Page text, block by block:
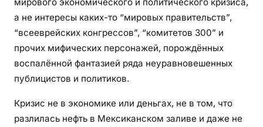
мирового экономического и политического кризиса,
а не интересы каких-то “мировых правительств”,
“всееврейских конгрессов”, “комитетов 300” и
прочих мифических персонажей, порождённых
воспалённой фантазией ряда неуравновешенных
публицистов и политиков.
Кризис не в экономике или деньгах, не в том, что
разлилась нефть в Мексиканском заливе и даже не